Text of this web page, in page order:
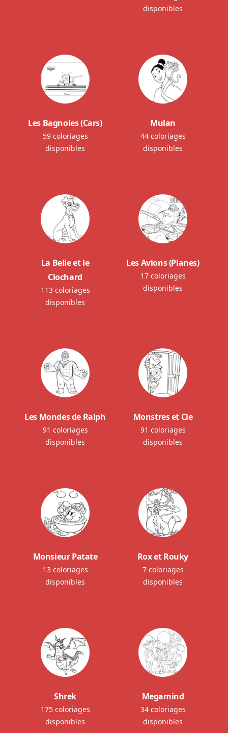
disponibles
Les Bagnoles (Cars)
59 coloriages
disponibles
Mulan
44 coloriages
disponibles
La Belle et le
Clochard
113 coloriages
disponibles
Les Avions (Planes)
17 coloriages
disponibles
Les Mondes de Ralph
91 coloriages
disponibles
Monstres et Cie
91 coloriages
disponibles
Monsieur Patate
13 coloriages
disponibles
Rox et Rouky
7 coloriages
disponibles
Shrek
175 coloriages
disponibles
Megamind
34 coloriages
disponibles